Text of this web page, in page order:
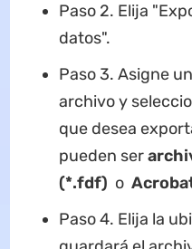
Paso 2. Elija
datos".
Paso 3. Asigne
archivo y
que desea
pueden ser
(*.fdf) o
Paso 4. Elija la